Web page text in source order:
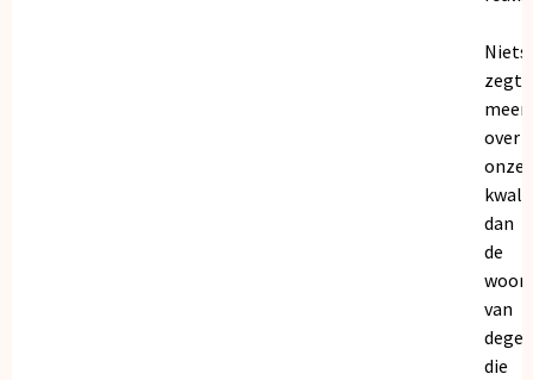
Niets
zegt
meer
over
onze
dan
de
van
die